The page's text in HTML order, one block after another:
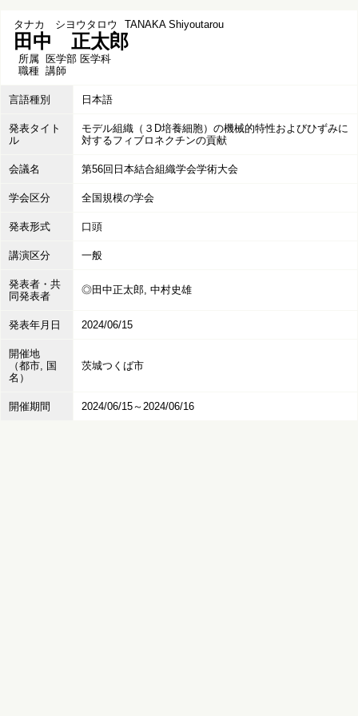
タナカ シヨウタロウ TANAKA Shiyoutarou
田中 正太郎
所属 医学部 医学科
職種 講師
言語種別 日本語
発表タイト
ル
モデル組織（３D培養細胞）の機械的特性およびひずみに
対するフィブロネクチンの貢献
会議名 第56回日本結合組織学会学術大会
学会区分 全国規模の学会
発表形式 口頭
講演区分 一般
発表者・共
同発表者
◎田中正太郎, 中村史雄
発表年月日 2024/06/15
開催地
（都市, 国
名）
茨城つくば市
開催期間 2024/06/15～2024/06/16